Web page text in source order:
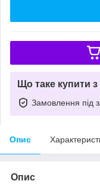
Що таке купити
Замовлення під
Опис
Опис